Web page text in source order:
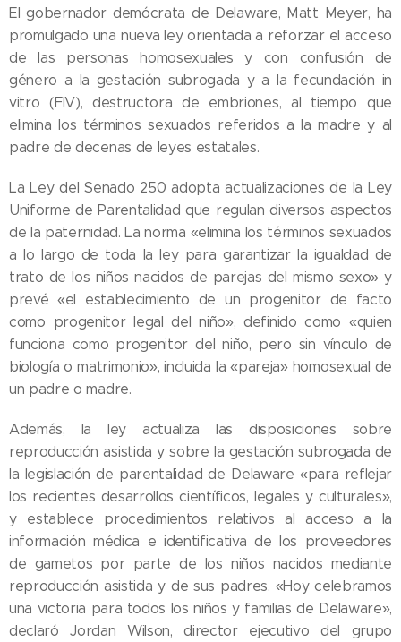
El gobernador demócrata de Delaware, Matt Meyer, ha
promulgado una nueva ley orientada a reforzar el acceso
de las personas homosexuales y con confusión de
género a la gestación subrogada y a la fecundación in
vitro (FIV), destructora de embriones, al tiempo que
elimina los términos sexuados referidos a la madre y al
padre de decenas de leyes estatales.
La Ley del Senado 250 adopta actualizaciones de la Ley
Uniforme de Parentalidad que regulan diversos aspectos
de la paternidad. La norma «elimina los términos sexuados
a lo largo de toda la ley para garantizar la igualdad de
trato de los niños nacidos de parejas del mismo sexo» y
prevé «el establecimiento de un progenitor de facto
como progenitor legal del niño», definido como «quien
funciona como progenitor del niño, pero sin vínculo de
biología o matrimonio», incluida la «pareja» homosexual de
un padre o madre.
Además, la ley actualiza las disposiciones sobre
reproducción asistida y sobre la gestación subrogada de
la legislación de parentalidad de Delaware «para reflejar
los recientes desarrollos científicos, legales y culturales»,
y establece procedimientos relativos al acceso a la
información médica e identificativa de los proveedores
de gametos por parte de los niños nacidos mediante
reproducción asistida y de sus padres. «Hoy celebramos
una victoria para todos los niños y familias de Delaware»,
declaró Jordan Wilson, director ejecutivo del grupo